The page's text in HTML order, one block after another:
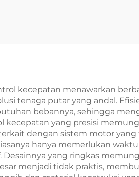
kecepatan menawarkan
tenaga putar yang andal.
bebannya, sehingga
kecepatan yang presisi
dengan sistem motor
hanya memerlukan
Desainnya yang ringkas
menjadi tidak praktis,